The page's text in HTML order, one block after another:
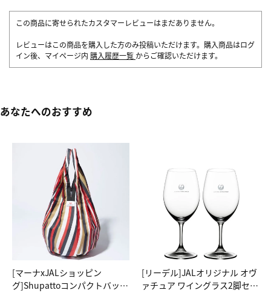
この商品に寄せられたカスタマーレビューはまだありません。
レビューはこの商品を購入した方のみ投稿いただけます。購入商品はログ
イン後、マイページ内 購入履歴一覧 からご確認いただけます。
あなたへのおすすめ
[マーナxJALショッピン
グ]Shupattoコンパクトバッグ
[リーデル]JALオリジナル オヴ
ァチュア ワイングラス2脚セッ